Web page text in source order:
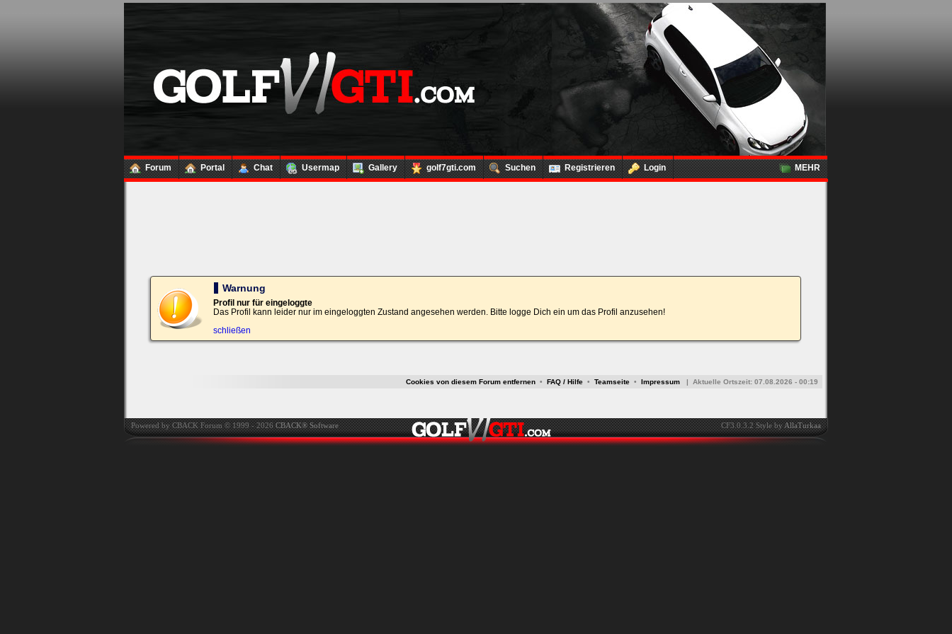
Forum Portal Chat Usermap Gallery golf7gti.com Suchen Registrieren Login MEHR
Loginbox
Trage
in
die
nachfolgenden
und
Kennwort
ein,
um
Bei jedem Besuch
automatisch einloggen.
Ich habe mein Passwort
vergessen|Registrieren
Warnung
Profil nur für eingeloggte
Das Profil kann leider nur im eingeloggten Zustand angesehen werden. Bitte logge Dich ein um das Profil anzusehen!
schließen
Cookies von diesem Forum entfernen • FAQ / Hilfe • Teamseite • Impressum | Aktuelle Ortszeit: 07.08.2026 - 00:19
Powered by CBACK Forum © 1999 - 2026CBACK® Software CF3.0.3.2 Style byAllaTurkaa